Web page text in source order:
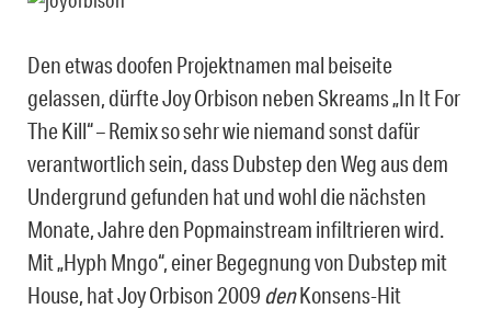
Den etwas doofen Projektnamen mal beiseite
gelassen, dürfte Joy Orbison neben Skreams „In It For
The Kill“ – Remix so sehr wie niemand sonst dafür
verantwortlich sein, dass Dubstep den Weg aus dem
Undergrund gefunden hat und wohl die nächsten
Monate, Jahre den Popmainstream infiltrieren wird.
Mit „Hyph Mngo“, einer Begegnung von Dubstep mit
House, hat Joy Orbison 2009 denKonsens-Hit